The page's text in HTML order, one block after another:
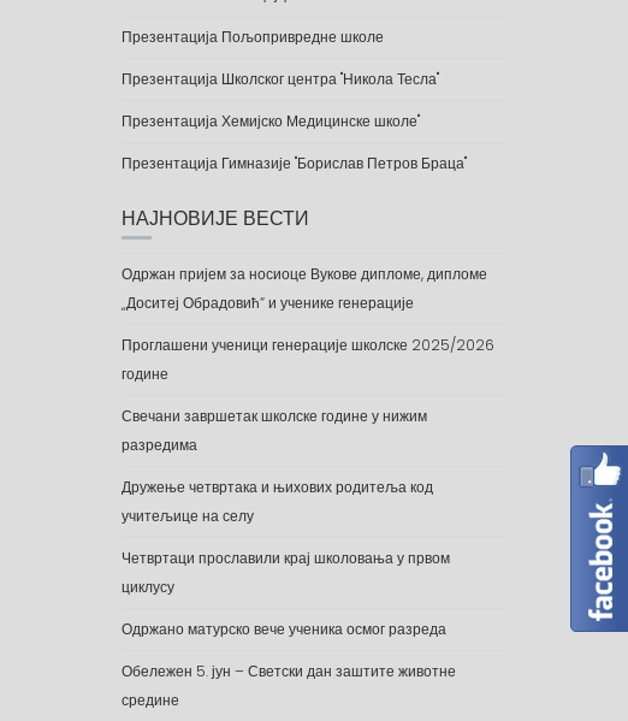
Презентација Пољопривредне школе
Презентација Школског центра "Никола Тесла"
Презентација Хемијско Медицинске школе"
Презентација Гимназије "Борислав Петров Браца"
НАЈНОВИЈЕ ВЕСТИ
Одржан пријем за носиоце Вукове дипломе, дипломе
„Доситеј Обрадовић“ и ученике генерације
Проглашени ученици генерације школске 2025/2026
године
Свечани завршетак школске године у нижим
разредима
Дружење четвртака и њихових родитеља код
учитељице на селу
Четвртаци прославили крај школовања у првом
циклусу
Одржано матурско вече ученика осмог разреда
Обележен 5. јун – Светски дан заштите животне
средине